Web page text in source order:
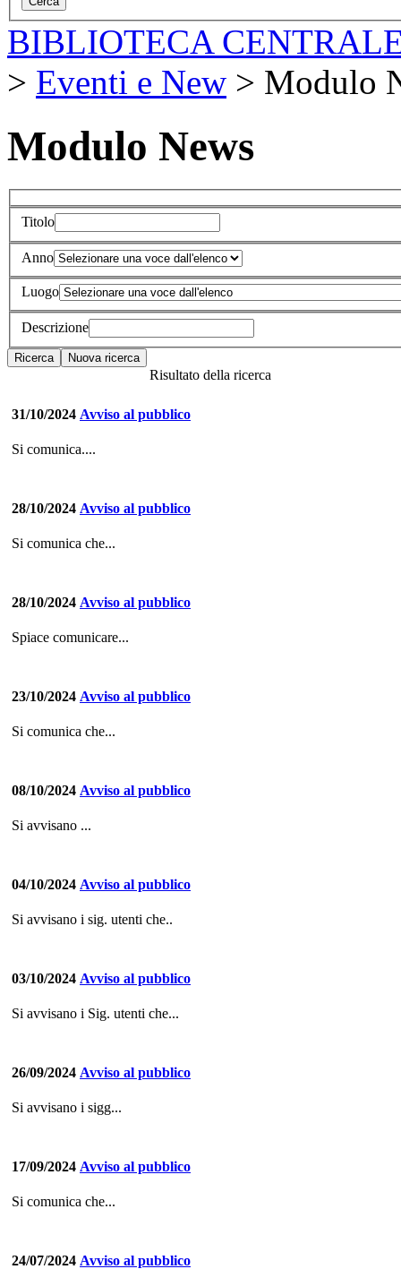
BIBLIOTECA
> Eventi e New > Modulo
Modulo News
Titolo
Anno
Luogo
Descrizione
Risultato della ricerca
31/10/2024 Avviso al pubblico
Si comunica....
28/10/2024 Avviso al pubblico
Si comunica che...
28/10/2024 Avviso al pubblico
Spiace comunicare...
23/10/2024 Avviso al pubblico
Si comunica che...
08/10/2024 Avviso al pubblico
Si avvisano ...
04/10/2024 Avviso al pubblico
Si avvisano i sig. utenti che..
03/10/2024 Avviso al pubblico
Si avvisano i Sig. utenti che...
26/09/2024 Avviso al pubblico
Si avvisano i sigg...
17/09/2024 Avviso al pubblico
Si comunica che...
24/07/2024 Avviso al pubblico